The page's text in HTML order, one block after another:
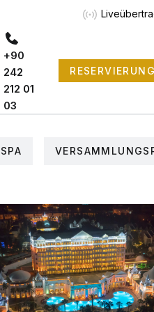
+90
242
212 01
03
RESERVIERUNG
SPA